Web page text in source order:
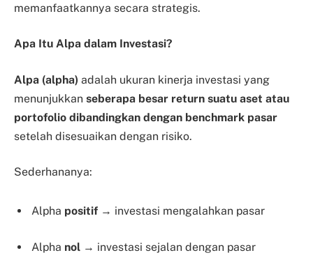
memanfaatkannya secara strategis.
Apa Itu Alpa dalam Investasi?
Alpa (alpha) adalah ukuran kinerja investasi yang
menunjukkan seberapa besar return suatu aset atau
portofolio dibandingkan dengan benchmark pasar
setelah disesuaikan dengan risiko.
Sederhananya:
Alpha positif → investasi mengalahkan pasar
Alpha nol → investasi sejalan dengan pasar